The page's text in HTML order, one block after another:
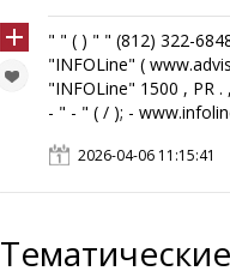
" " ( ) " " (812) 322-
"INFOLine" (
"INFOLine" 1500 , PR
- " - " ( / ); -
2026-04-06 11:15:41